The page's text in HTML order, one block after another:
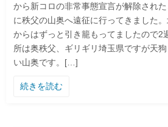
から新コロの非常事態宣言が解除され
に秩父の山奥へ遠征に行ってきました
からはずっと引き籠もってましたので2
所は奥秩父、ギリギリ埼玉県ですが天
い山奥です。[…]
続きを読む